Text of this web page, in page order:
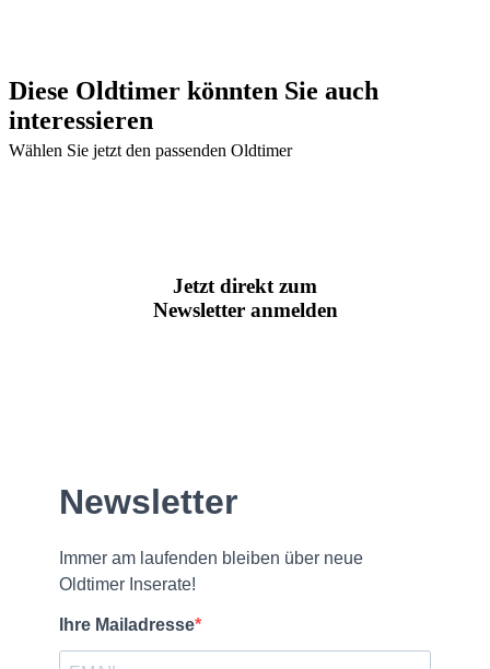
Diese Oldtimer könnten Sie auch
interessieren
Wählen Sie jetzt den passenden Oldtimer
Jetzt direkt zum
Newsletter anmelden